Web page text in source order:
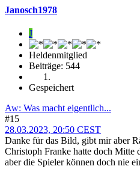
Janosch1978
J
Heldenmitglied
Beiträge: 544
Gespeichert
Aw: Was macht eigentlich...
#15
28.03.2023, 20:50 CEST
Danke für das Bild, gibt mir aber
Christoph Franke hatte doch Mitte
aber die Spieler können doch nie